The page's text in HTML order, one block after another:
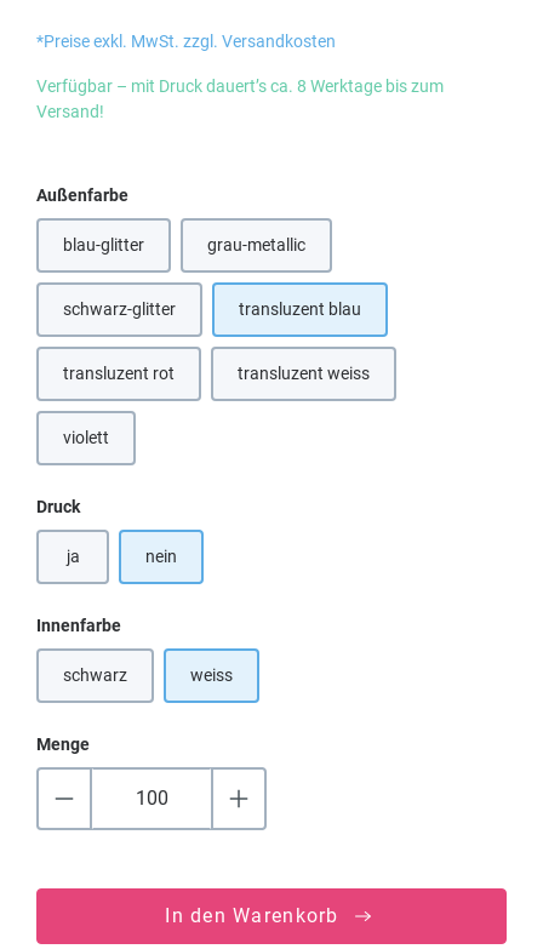
*Preise exkl. MwSt. zzgl. Versandkosten
Verfügbar – mit Druck dauert’s ca. 8 Werktage bis zum
Versand!
Außenfarbeauswählen
blau-glitter grau-metallic(Diese Option ist zurzeit nicht verfügbar.)
schwarz-glitter(Diese Option ist zurzeit nicht verfügbar.)
transluzent blau
transluzent rot transluzent weiss
violett
Druckauswählen
ja nein
Innenfarbeauswählen
schwarz(Diese Option ist zurzeit nicht verfügbar.)
weiss
Menge
In den Warenkorb